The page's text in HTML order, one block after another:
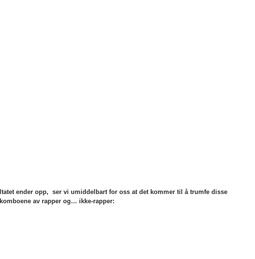
ender opp, ser vi umiddelbart for oss at det kommer til å trumfe disse
av rapper og… ikke-rapper: